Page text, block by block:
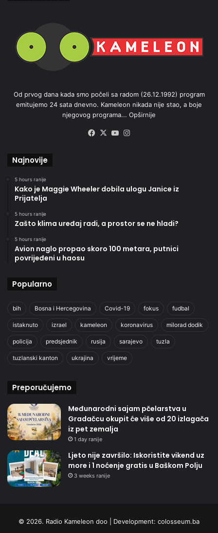
Od prvog dana kada smo počeli sa radom (26.12.1992) program
emitujemo 24 sata dnevno. Kameleon nikada nije stao, a boje
njegovog programa... Opširnije
Facebook
X YouTube
Najnovije
5 hours ranije
Kako je Maggie Wheeler dobila ulogu Janice iz
Prijatelja
5 hours ranije
Zašto klima uređaj radi, a prostor se ne hladi?
5 hours ranije
Avion naglo propao skoro 100 metara, putnici
povrijeđeni u haosu
Popularno
bih Bosna i Hercegovina Covid-19 fokus fudbal
istaknuto izrael kameleon koronavirus milorad dodik
policija predsjednik rusija sarajevo tuzla
tuzlanski kanton ukrajina vrijeme
Preporučujemo
Međunarodni sajam pčelarstva u
Gradačcu okupit će više od 20 izlagača
iz pet zemalja
1 day ranije
Ljeto nije završilo: Iskoristite vikend uz
more i 1 noćenje gratis u Baškom Polju
3 weeks ranije
© 2026. Radio Kameleon doo | Development: colosseum.ba